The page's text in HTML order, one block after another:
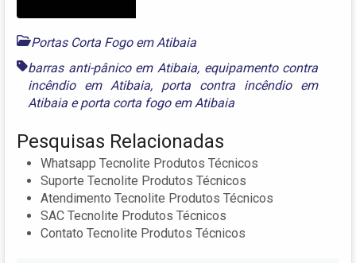
Portas Corta Fogo em Atibaia
barras anti-pânico em Atibaia, equipamento contra
incêndio em Atibaia, porta contra incêndio em
Atibaia eporta corta fogo em Atibaia
Pesquisas Relacionadas
Whatsapp Tecnolite Produtos Técnicos
Suporte Tecnolite Produtos Técnicos
Atendimento Tecnolite Produtos Técnicos
SAC Tecnolite Produtos Técnicos
Contato Tecnolite Produtos Técnicos